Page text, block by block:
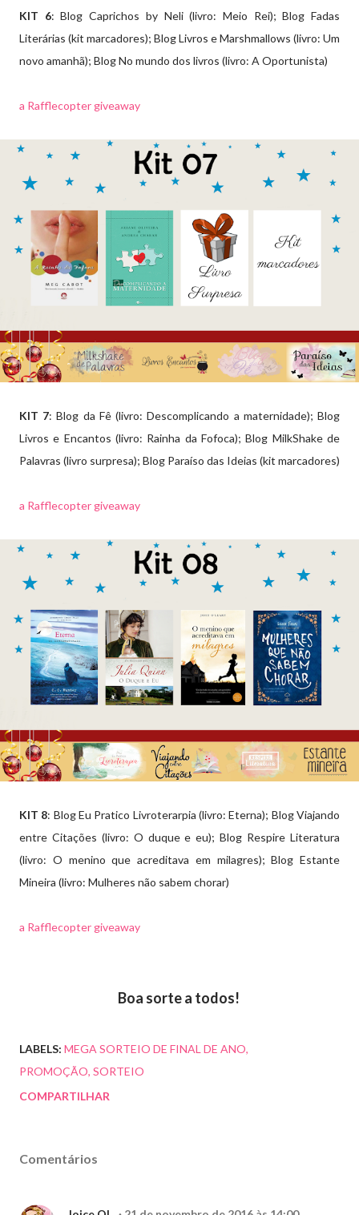
KIT 6: Blog Caprichos by Neli (livro: Meio Rei); Blog Fadas
Literárias (kit marcadores); Blog Livros e Marshmallows (livro: Um
novo amanhã); Blog No mundo dos livros (livro: A Oportunista)
a Rafflecopter giveaway
KIT 7: Blog da Fê (livro: Descomplicando a maternidade); Blog
Livros e Encantos (livro: Rainha da Fofoca); Blog MilkShake de
Palavras (livro surpresa); Blog Paraíso das Ideias (kit marcadores)
a Rafflecopter giveaway
KIT 8: Blog Eu Pratico Livroterarpia (livro: Eterna); Blog Viajando
entre Citações (livro: O duque e eu); Blog Respire Literatura
(livro: O menino que acreditava em milagres); Blog Estante
Mineira (livro: Mulheres não sabem chorar)
a Rafflecopter giveaway
Boa sorte a todos!
LABELS: MEGA SORTEIO DE FINAL DE ANO
PROMOÇÃO SORTEIO
COMPARTILHAR
Comentários